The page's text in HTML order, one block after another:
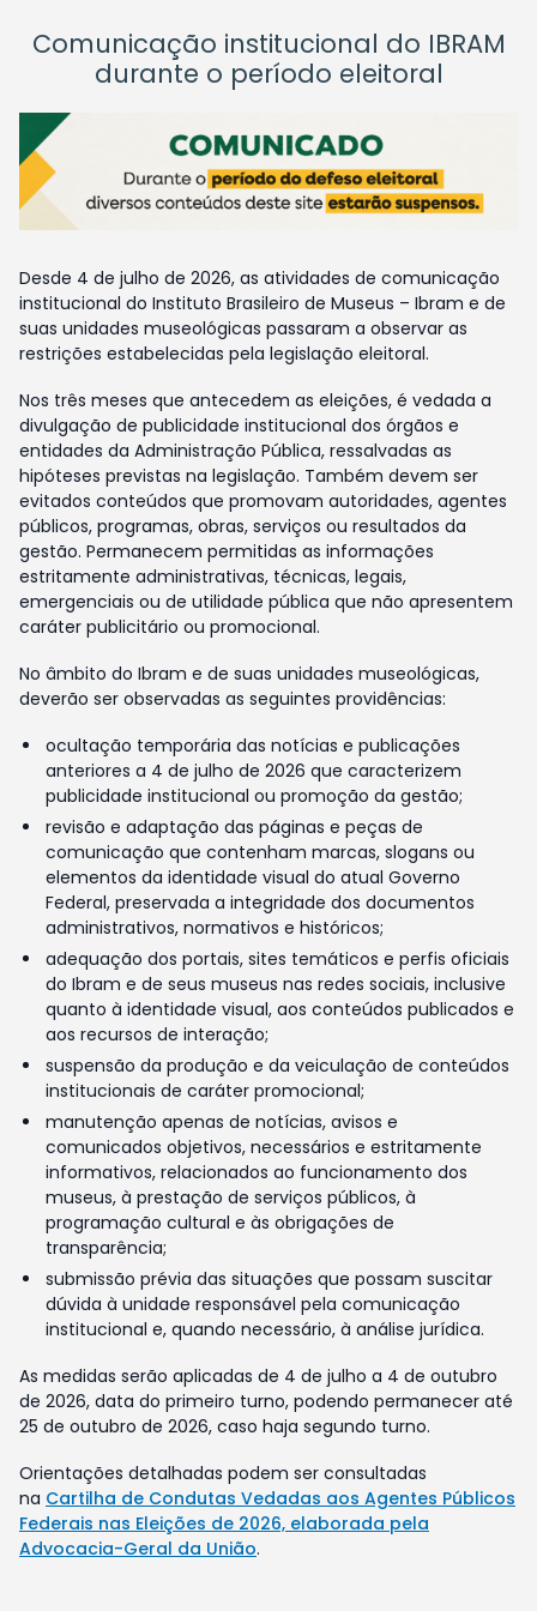
Comunicação institucional do IBRAM
durante o período eleitoral
Desde 4 de julho de 2026, as atividades de comunicação
institucional do Instituto Brasileiro de Museus – Ibram e de
suas unidades museológicas passaram a observar as
restrições estabelecidas pela legislação eleitoral.
Nos três meses que antecedem as eleições, é vedada a
divulgação de publicidade institucional dos órgãos e
entidades da Administração Pública, ressalvadas as
hipóteses previstas na legislação. Também devem ser
evitados conteúdos que promovam autoridades, agentes
públicos, programas, obras, serviços ou resultados da
gestão. Permanecem permitidas as informações
estritamente administrativas, técnicas, legais,
emergenciais ou de utilidade pública que não apresentem
caráter publicitário ou promocional.
No âmbito do Ibram e de suas unidades museológicas,
deverão ser observadas as seguintes providências:
ocultação temporária das notícias e publicações
anteriores a 4 de julho de 2026 que caracterizem
publicidade institucional ou promoção da gestão;
revisão e adaptação das páginas e peças de
comunicação que contenham marcas, slogans ou
elementos da identidade visual do atual Governo
Federal, preservada a integridade dos documentos
administrativos, normativos e históricos;
adequação dos portais, sites temáticos e perfis oficiais
do Ibram e de seus museus nas redes sociais, inclusive
quanto à identidade visual, aos conteúdos publicados e
aos recursos de interação;
suspensão da produção e da veiculação de conteúdos
institucionais de caráter promocional;
manutenção apenas de notícias, avisos e
comunicados objetivos, necessários e estritamente
informativos, relacionados ao funcionamento dos
museus, à prestação de serviços públicos, à
programação cultural e às obrigações de
transparência;
submissão prévia das situações que possam suscitar
dúvida à unidade responsável pela comunicação
institucional e, quando necessário, à análise jurídica.
As medidas serão aplicadas de 4 de julho a 4 de outubro
de 2026, data do primeiro turno, podendo permanecer até
25 de outubro de 2026, caso haja segundo turno.
Orientações detalhadas podem ser consultadas
na Cartilha de Condutas Vedadas aos Agentes Públicos
Federais nas Eleições de 2026, elaborada pela
Advocacia-Geral da União.